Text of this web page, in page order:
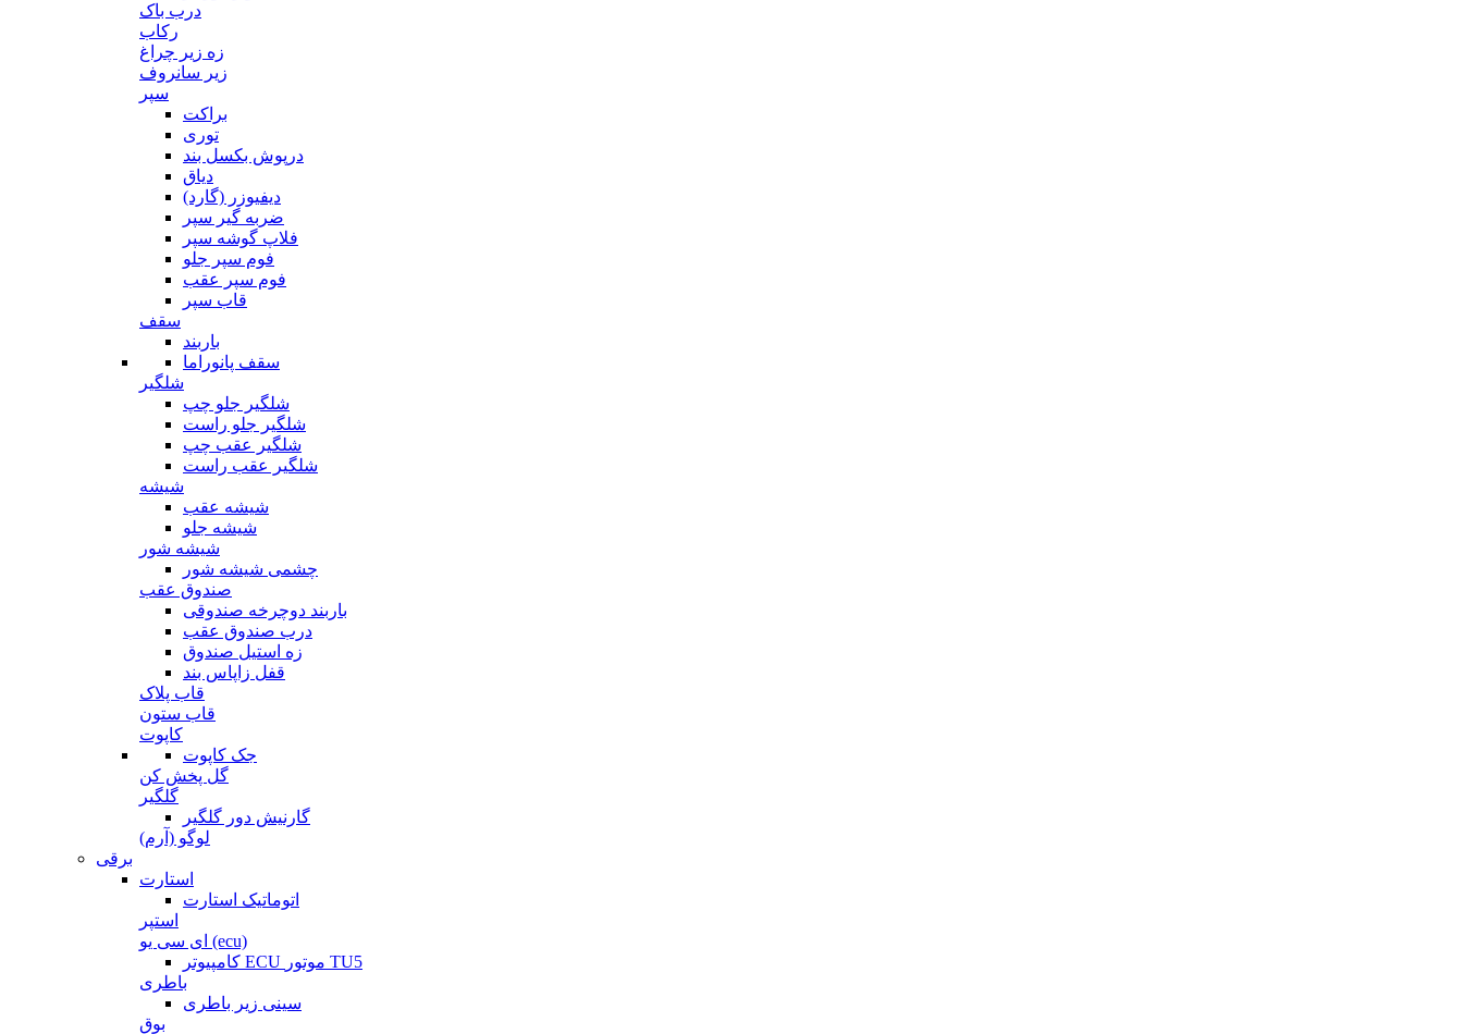
درب باک
رکاب
زه زیر چراغ
زیر سانروف
سپر
براکت
توری
درپوش بکسل بند
دیاق
دیفیوزر (گارد)
ضربه گیر سپر
فلاپ گوشه سپر
فوم سپر جلو
فوم سپر عقب
قاب سپر
سقف
باربند
سقف پانوراما
شلگیر
شلگیر جلو چپ
شلگیر جلو راست
شلگیر عقب چپ
شلگیر عقب راست
شیشه
شیشه عقب
شیشه جلو
شیشه شور
چشمی شیشه شور
صندوق عقب
باربند دوچرخه صندوقی
درب صندوق عقب
زه استیل صندوق
قفل زاپاس بند
قاب پلاک
قاب ستون
کاپوت
جک کاپوت
گل پخش کن
گلگیر
گارنیش دور گلگیر
لوگو (آرم)
برقی
استارت
اتوماتیک استارت
استپر
ای سی یو (ecu)
کامپیوتر ECU موتور TU5
باطری
سینی زیر باطری
بوق